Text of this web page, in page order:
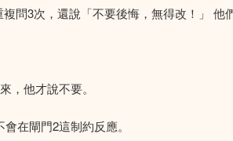
問3次，還說「不要後悔，無得改！」
，他才說不要。
在閘門2這制約反應。